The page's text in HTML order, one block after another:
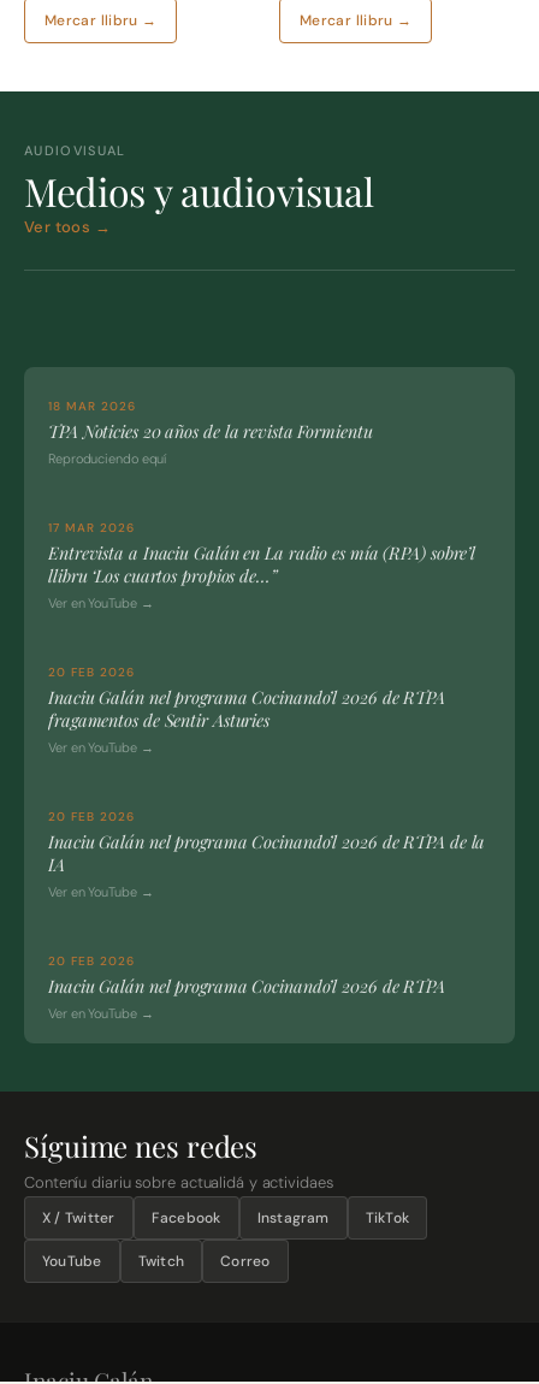
Mercar llibru → Mercar llibru →
AUDIOVISUAL
Medios y audiovisual
Ver toos →
18 MAR 2026
TPA Noticies 20 años de la revista Formientu
Reproduciendo equí
17 MAR 2026
Entrevista a Inaciu Galán en La radio es mía (RPA) sobre’l
llibru ‘Los cuartos propios de…”
Ver en YouTube →
20 FEB 2026
Inaciu Galán nel programa Cocinando’l 2026 de RTPA
fragamentos de Sentir Asturies
Ver en YouTube →
20 FEB 2026
Inaciu Galán nel programa Cocinando’l 2026 de RTPA de la
IA
Ver en YouTube →
20 FEB 2026
Inaciu Galán nel programa Cocinando’l 2026 de RTPA
Ver en YouTube →
Síguime nes redes
Conteníu diariu sobre actualidá y actividaes
X / Twitter Facebook Instagram TikTok
YouTube Twitch Correo